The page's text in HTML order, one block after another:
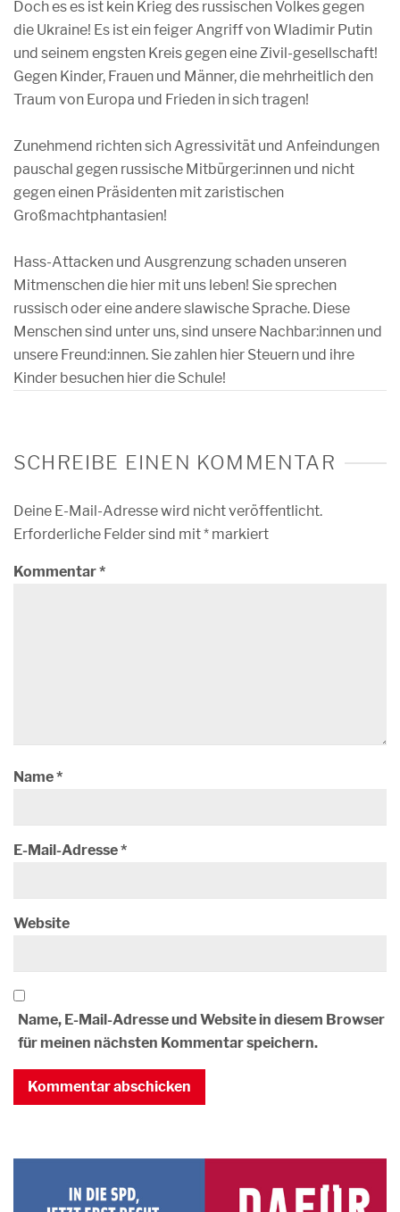
Doch es es ist kein Krieg des russischen Volkes gegen
die Ukraine! Es ist ein feiger Angriff von Wladimir Putin
und seinem engsten Kreis gegen eine Zivil-gesellschaft!
Gegen Kinder, Frauen und Männer, die mehrheitlich den
Traum von Europa und Frieden in sich tragen!
Zunehmend richten sich Agressivität und Anfeindungen
pauschal gegen russische Mitbürger:innen und nicht
gegen einen Präsidenten mit zaristischen
Großmachtphantasien!
Hass-Attacken und Ausgrenzung schaden unseren
Mitmenschen die hier mit uns leben! Sie sprechen
russisch oder eine andere slawische Sprache. Diese
Menschen sind unter uns, sind unsere Nachbar:innen und
unsere Freund:innen. Sie zahlen hier Steuern und ihre
Kinder besuchen hier die Schule!
SCHREIBE EINEN KOMMENTAR
Deine E-Mail-Adresse wird nicht veröffentlicht.
Erforderliche Felder sind mit* markiert
Kommentar*
Name*
E-Mail-Adresse*
Website
Name, E-Mail-Adresse und Website in diesem Browser
für meinen nächsten Kommentar speichern.